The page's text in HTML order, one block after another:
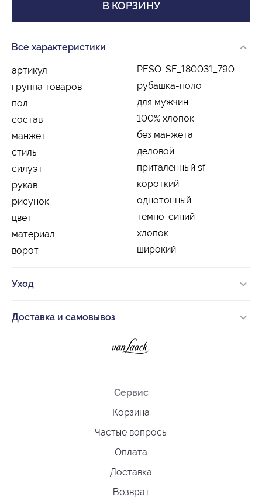
В КОРЗИНУ
Все характеристики
артикул
PESO-SF_180031_790
группа товаров
рубашка-поло
пол
для мужчин
состав
100% хлопок
манжет
без манжета
стиль
деловой
силуэт
приталенный sf
рукав
короткий
рисунок
однотонный
цвет
темно-синий
материал
хлопок
ворот
широкий
Уход
Доставка и самовывоз
Сервис
Корзина
Частые вопросы
Оплата
Доставка
Возврат